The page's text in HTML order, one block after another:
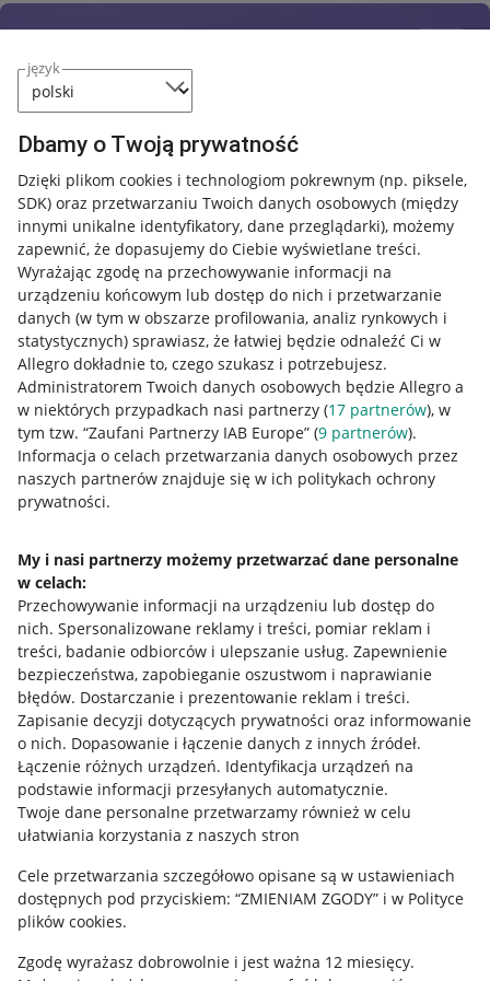
język
Dbamy o Twoją prywatność
Dzięki plikom cookies i technologiom pokrewnym (np. piksele,
SDK) oraz przetwarzaniu Twoich danych osobowych (między
innymi unikalne identyfikatory, dane przeglądarki), możemy
zapewnić, że dopasujemy do Ciebie wyświetlane treści.
Wyrażając zgodę na przechowywanie informacji na
urządzeniu końcowym lub dostęp do nich i przetwarzanie
danych (w tym w obszarze profilowania, analiz rynkowych i
statystycznych) sprawiasz, że łatwiej będzie odnaleźć Ci w
Allegro dokładnie to, czego szukasz i potrzebujesz.
Administratorem Twoich danych osobowych będzie Allegro a
w niektórych przypadkach nasi partnerzy (17 partnerów), w
tym tzw. “Zaufani Partnerzy IAB Europe” (9 partnerów).
Informacja o celach przetwarzania danych osobowych przez
naszych partnerów znajduje się w ich politykach ochrony
prywatności.
My i nasi partnerzy możemy przetwarzać dane personalne
w celach:
Przechowywanie informacji na urządzeniu lub dostęp do
nich. Spersonalizowane reklamy i treści, pomiar reklam i
treści, badanie odbiorców i ulepszanie usług. Zapewnienie
bezpieczeństwa, zapobieganie oszustwom i naprawianie
błędów. Dostarczanie i prezentowanie reklam i treści.
Zapisanie decyzji dotyczących prywatności oraz informowanie
o nich. Dopasowanie i łączenie danych z innych źródeł.
Łączenie różnych urządzeń. Identyfikacja urządzeń na
podstawie informacji przesyłanych automatycznie.
Twoje dane personalne przetwarzamy również w celu
ułatwiania korzystania z naszych stron
Cele przetwarzania szczegółowo opisane są w ustawieniach
dostępnych pod przyciskiem: “ZMIENIAM ZGODY” i w Polityce
plików cookies.
Zgodę wyrażasz dobrowolnie i jest ważna 12 miesięcy.
Przydatne informacje
Jak to działa
Allegro Gadane dla sprzedających
Allegro Gadane dla kupujących
Mapa miejscowości
Informacje prawne
Regulamin
Polityka plików "cookies"
Ustawienia plików "cookies"
Udostępnianie lokalizacji
Informacje dla Aktu o Usługach Cyfrowych
Pobierz aplikację